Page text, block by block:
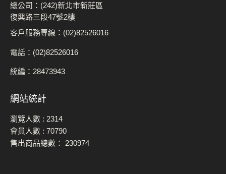
總公司：(242)新北市新莊區
復興路三段47號2樓
客戶服務專線：(02)82526016
電話：(02)82526016
統編：28473943
網站統計
瀏覽人數 : 2314
會員人數 : 70790
售出商品總數： 230974